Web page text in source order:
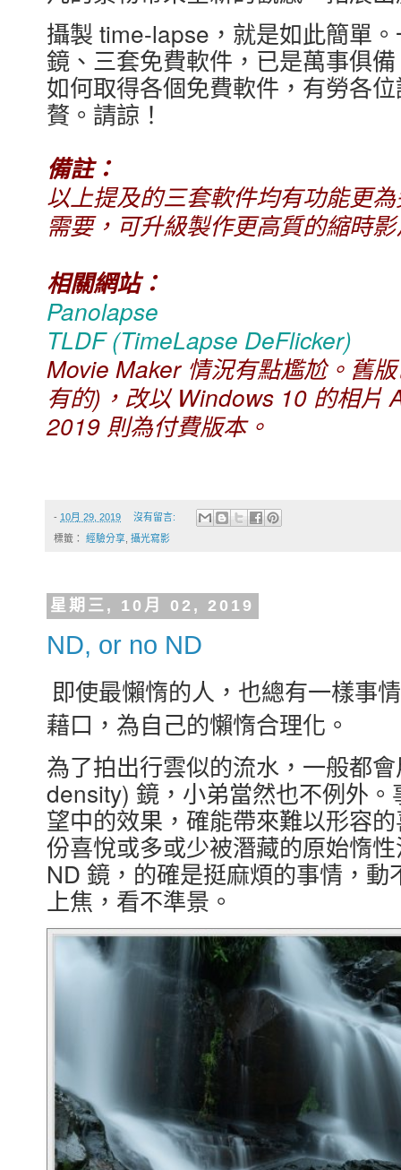
攝製 time-lapse，就是如此簡單
鏡、三套免費軟件，已是萬事俱
如何取得各個免費軟件，有勞各
贅。請諒！
備註：
以上提及的三套軟件均有功能更
需要，可升級製作更高質的縮時
相關網站：
Panolapse
TLDF (TimeLapse DeFlicker)
Movie Maker 情況有點尷尬。舊
有的)，改以 Windows 10 的相片
2019 則為付費版本。
- 10月 29, 2019 沒有留言:
標籤： 經驗分享 攝光寫影
星期三, 10月 02, 2019
ND, or no ND
即使最懶惰的人，也總有一樣事
藉口，為自己的懶惰合理化。
為了拍出行雲似的流水，一般都
density) 鏡，小弟當然也不例外
望中的效果，確能帶來難以形容
份喜悅或多或少被潛藏的原始惰
ND 鏡，的確是挺麻煩的事情，
上焦，看不準景。